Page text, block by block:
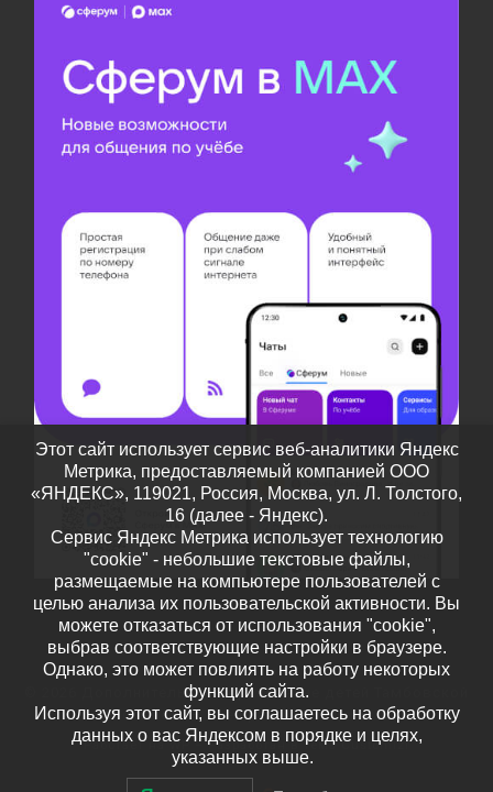
Дополнительное образование детей Тамбовской
области– Все права защищены
Работает наWP – Разработан вТема Customizr
Этот сайт использует сервис веб-аналитики Яндекс
Метрика, предоставляемый компанией ООО
«ЯНДЕКС», 119021, Россия, Москва, ул. Л. Толстого,
16 (далее - Яндекс).
Сервис Яндекс Метрика использует технологию
"cookie" - небольшие текстовые файлы,
размещаемые на компьютере пользователей с
целью анализа их пользовательской активности. Вы
можете отказаться от использования "cookie",
выбрав соответствующие настройки в браузере.
Однако, это может повлиять на работу некоторых
функций сайта.
Используя этот сайт, вы соглашаетесь на обработку
данных о вас Яндексом в порядке и целях,
указанных выше.